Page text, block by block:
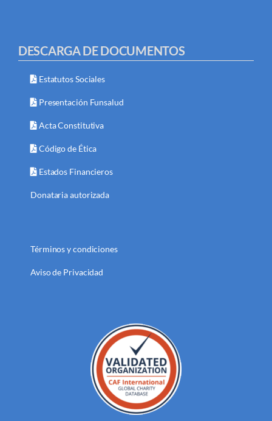
DESCARGA DE DOCUMENTOS
Estatutos Sociales
Presentación Funsalud
Acta Constitutiva
Código de Ética
Estados Financieros
Donataria autorizada
Términos y condiciones
Aviso de Privacidad